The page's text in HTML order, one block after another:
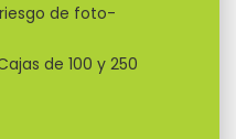
de foto-
de 100 y 250